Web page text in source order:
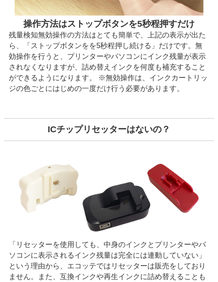
操作方法はストップボタンを5秒程押すだけ
残量検知無効操作の方法はとても簡単で、上記の表示が出た
ら、「ストップボタンをを5秒程押し続ける」だけです。無
効操作を行うと、プリンターやパソコンにインク残量が表示
されなくなりますが、詰め替えインクを何度も補充すること
ができるようになります。 ※無効操作は、インクカートリッ
ジの色ごとにはじめの一度だけ行う必要があります。
ICチップリセッターはないの？
「リセッターを使用しても、中身のインクとプリンターやパ
ソコンに表示されるインク残量は完全には連動していない」
という理由から、エコッテではリセッターは販売をしており
ません。また、互換インクや再生インクに詰め替えることも